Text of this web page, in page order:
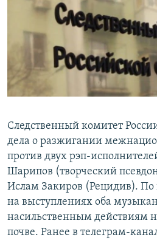
СИБИРЬ.РЕАЛИИ
РАСПИСАНИЕ ВЕЩАНИЯ
ПОДПИШИТЕСЬ НА РАССЫЛКУ
СОЦИАЛЬНЫЕ СЕТИ
Все сайты РСЕ/РС
Следственный комитет
дела о разжигании
против двух рэп-
Шарипов (творческий
Ислам Закиров (Рецидив).
на выступлениях оба
насильственным действиям
почве. Ранее в телеграм-